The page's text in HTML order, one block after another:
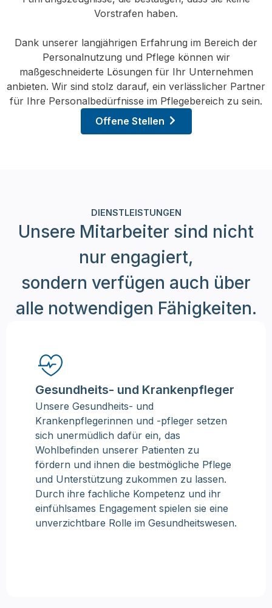
Vorstrafen haben.
Dank unserer langjährigen Erfahrung im Bereich der
Personalnutzung und Pflege können wir
maßgeschneiderte Lösungen für Ihr Unternehmen
anbieten. Wir sind stolz darauf, ein verlässlicher Partner
für Ihre Personalbedürfnisse im Pflegebereich zu sein.
Offene Stellen
DIENSTLEISTUNGEN
Unsere Mitarbeiter sind nicht
nur engagiert,
sondern verfügen auch über
alle notwendigen Fähigkeiten.
Gesundheits- und Krankenpfleger
Unsere Gesundheits- und
Krankenpflegerinnen und -pfleger setzen
sich unermüdlich dafür ein, das
Wohlbefinden unserer Patienten zu
fördern und ihnen die bestmögliche Pflege
und Unterstützung zukommen zu lassen.
Durch ihre fachliche Kompetenz und ihr
einfühlsames Engagement spielen sie eine
unverzichtbare Rolle im Gesundheitswesen.